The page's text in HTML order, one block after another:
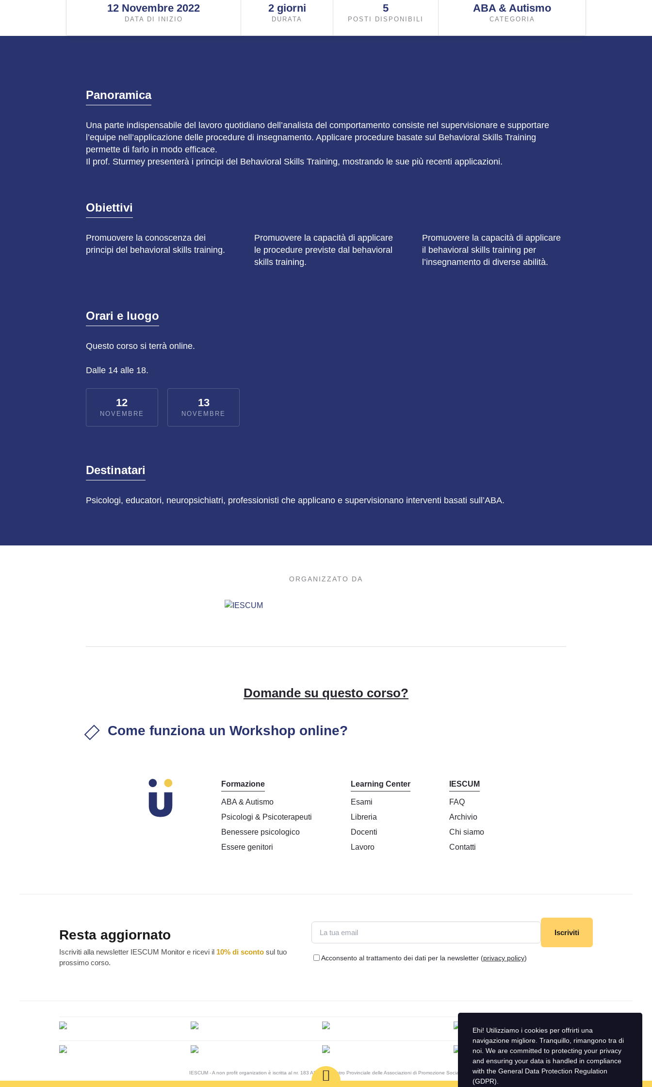
12 Novembre 2022
DATA DI INIZIO
2 giorni
DURATA
5
POSTI DISPONIBILI
ABA & Autismo
CATEGORIA
Panoramica
Una parte indispensabile del lavoro quotidiano dell’analista del comportamento consiste nel supervisionare e supportare
l’equipe nell’applicazione delle procedure di insegnamento. Applicare procedure basate sul Behavioral Skills Training
permette di farlo in modo efficace.
Il prof. Sturmey presenterà i principi del Behavioral Skills Training, mostrando le sue più recenti applicazioni.
Obiettivi
Promuovere la conoscenza dei
principi del behavioral skills training.
Promuovere la capacità di applicare
le procedure previste dal behavioral
skills training.
Promuovere la capacità di applicare
il behavioral skills training per
l’insegnamento di diverse abilità.
Orari e luogo
Questo corso si terrà online.
Dalle 14 alle 18.
12
NOVEMBRE
13
NOVEMBRE
Destinatari
Psicologi, educatori, neuropsichiatri, professionisti che applicano e supervisionano interventi basati sull’ABA.
ORGANIZZATO DA
Domande su questo corso?
Come funziona un Workshop online?
Formazione
ABA & Autismo
Psicologi & Psicoterapeuti
Benessere psicologico
Essere genitori
Learning Center
Esami
Libreria
Docenti
Lavoro
IESCUM
FAQ
Archivio
Chi siamo
Contatti
Resta aggiornato
Iscriviti alla newsletter IESCUM Monitor e ricevi il 10% di sconto sul tuo
prossimo corso.
Email
Iscriviti
Acconsento al trattamento dei dati per la newsletter (privacy policy)
IESCUM - A non profit organization è iscritta al nr. 183 AS del Registro Provinciale delle Associazioni di Promozione Sociale
Ehi! Utilizziamo i cookies per offrirti una
navigazione migliore. Tranquillo, rimangono tra di
noi. We are committed to protecting your privacy
and ensuring your data is handled in compliance
with the General Data Protection Regulation
(GDPR)